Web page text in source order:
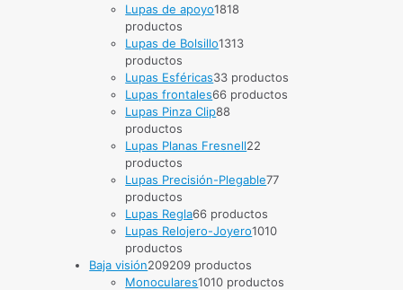
Lupas de apoyo1818
productos
Lupas de Bolsillo1313
productos
Lupas Esféricas33 productos
Lupas frontales66 productos
Lupas Pinza Clip88
productos
Lupas Planas Fresnell22
productos
Lupas Precisión-Plegable77
productos
Lupas Regla66 productos
Lupas Relojero-Joyero1010
productos
Baja visión209209 productos
Monoculares1010 productos